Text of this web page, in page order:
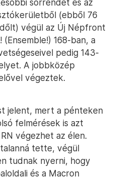
sorrendet és az
(ebből 76
végül az Új Népfront
168-ban, a
pedig 143-
A jobbközép
végeztek.
jelent, mert a pénteken
felmérések is azt
végezhet az élen.
tette, végül
tudnak nyerni, hogy
és a Macron